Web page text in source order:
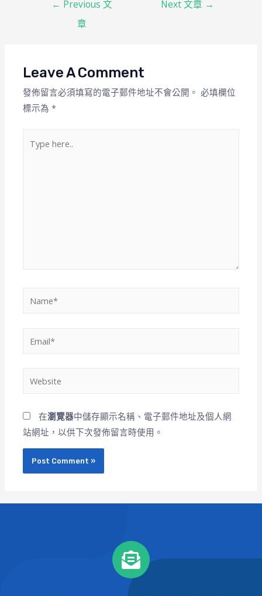
← Previous 文
章
Next 文章 →
Leave A Comment
發佈留言必須填寫的電子郵件地址不會公開。 必填欄位
標示為*
在瀏覽器中儲存顯示名稱、電子郵件地址及個人網
站網址，以供下次發佈留言時使用。